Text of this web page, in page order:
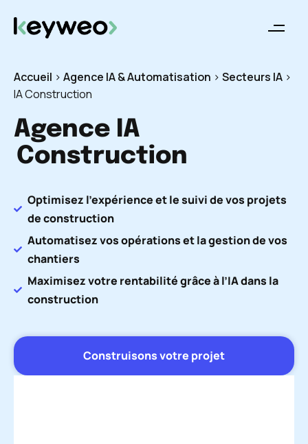
Accueil > Agence IA & Automatisation > Secteurs IA >
IA Construction
Agence IA
Construction
Optimisez l’expérience et le suivi de vos projets
de construction
Automatisez vos opérations et la gestion de vos
chantiers
Maximisez votre rentabilité grâce à l’IA dans la
construction
Construisons votre projet